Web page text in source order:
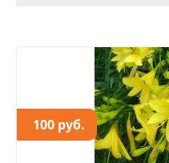
100 руб.